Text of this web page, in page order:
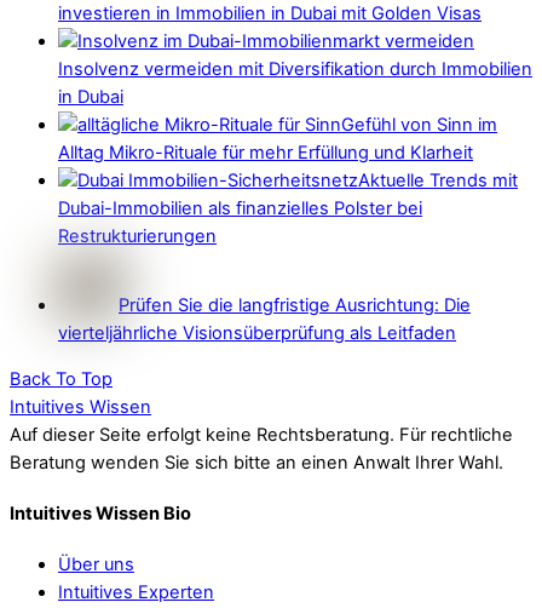
investieren in Immobilien in Dubai mit Golden Visas
Insolvenz vermeiden mit Diversifikation durch Immobilien
in Dubai
Gefühl von Sinn im
Alltag Mikro-Rituale für mehr Erfüllung und Klarheit
Aktuelle Trends mit
Dubai-Immobilien als finanzielles Polster bei
Restrukturierungen
Prüfen Sie die langfristige Ausrichtung: Die
vierteljährliche Visionsüberprüfung als Leitfaden
Back To Top
Intuitives Wissen
Auf dieser Seite erfolgt keine Rechtsberatung. Für rechtliche
Beratung wenden Sie sich bitte an einen Anwalt Ihrer Wahl.
Intuitives Wissen Bio
Über uns
Intuitives Experten